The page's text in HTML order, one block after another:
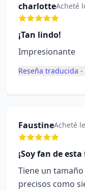
charlotteAcheté
¡Tan lindo!
Impresionante
Reseña traducida
FaustineAcheté
¡Soy fan de
Tiene un
precisos como